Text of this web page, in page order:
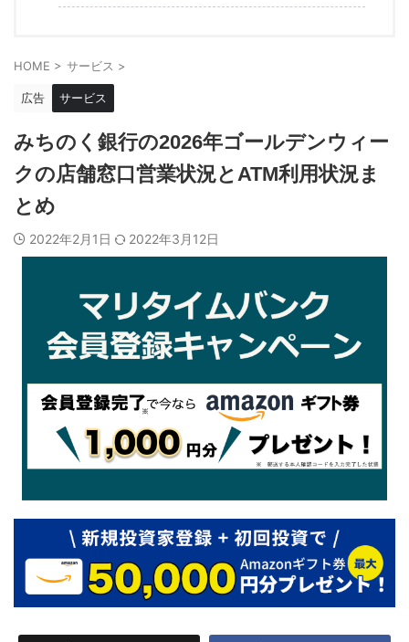
HOME > サービス >
広告 サービス
みちのく銀行の2026年ゴールデンウィー
クの店舗窓口営業状況とATM利用状況ま
とめ
2022年2月1日 2022年3月12日